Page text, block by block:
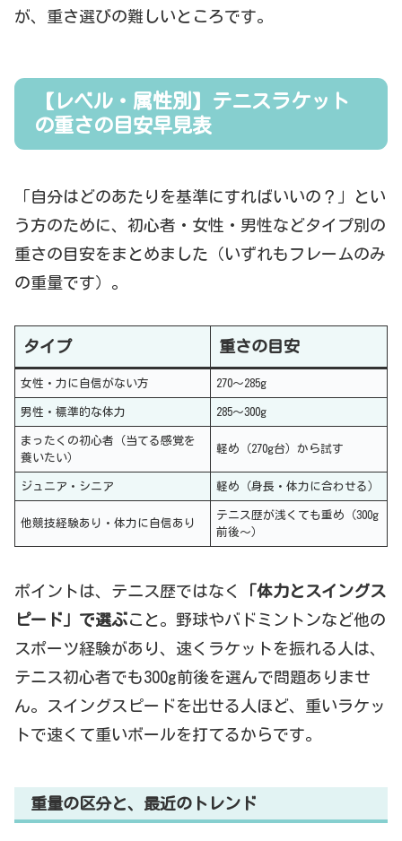
が、重さ選びの難しいところです。
【レベル・属性別】テニスラケット
の重さの目安早見表
「自分はどのあたりを基準にすればいいの？」とい
う方のために、初心者・女性・男性などタイプ別の
重さの目安をまとめました（いずれもフレームのみ
の重量です）。
タイプ 重さの目安
女性・力に自信がない方 270〜285g
男性・標準的な体力 285〜300g
まったくの初心者（当てる感覚を
養いたい）
軽め（270g台）から試す
ジュニア・シニア 軽め（身長・体力に合わせる）
他競技経験あり・体力に自信あり
テニス歴が浅くても重め（300g
前後〜）
ポイントは、テニス歴ではなく
「体力とスイングス
ピード」で選ぶこと。野球やバドミントンなど他の
スポーツ経験があり、速くラケットを振れる人は、
テニス初心者でも300g前後を選んで問題ありませ
ん。スイングスピードを出せる人ほど、重いラケッ
トで速くて重いボールを打てるからです。
重量の区分と、最近のトレンド